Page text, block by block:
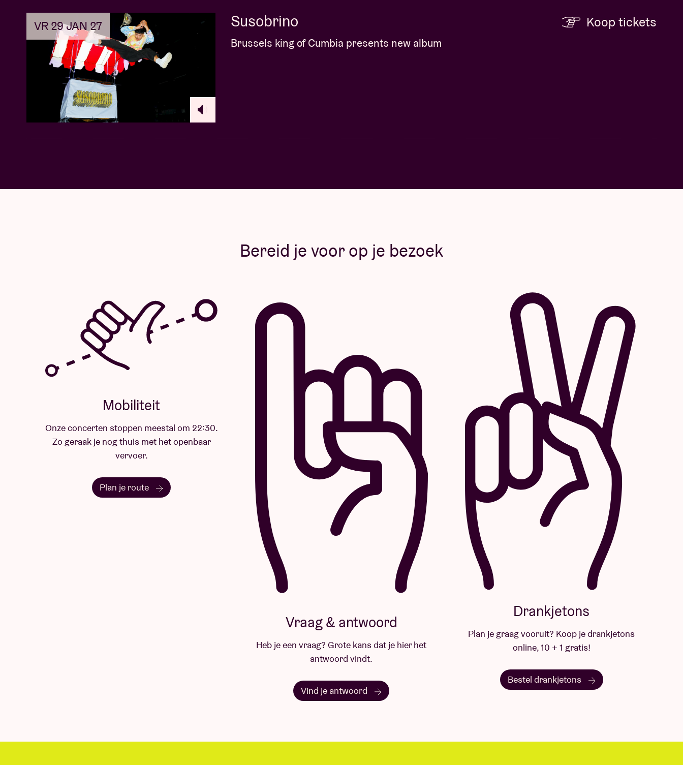
VR 29 JAN 27 Susobrino
Brussels king of Cumbia presents new album
Koop tickets
Bereid je voor op je bezoek
Mobiliteit
Onze concerten stoppen meestal om 22:30.
Zo geraak je nog thuis met het openbaar
vervoer.
Plan je route
Vraag & antwoord
Heb je een vraag? Grote kans dat je hier het
antwoord vindt.
Vind je antwoord
Drankjetons
Plan je graag vooruit? Koop je drankjetons
online, 10 + 1 gratis!
Bestel drankjetons